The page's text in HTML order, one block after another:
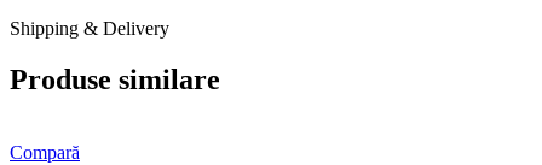
Shipping & Delivery
Produse similare
Compară